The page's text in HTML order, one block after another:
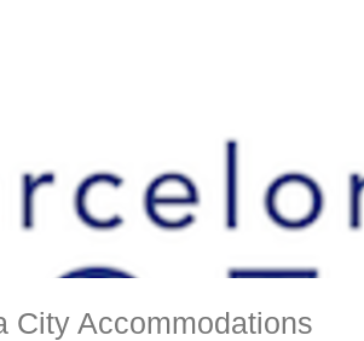
City Accommodations